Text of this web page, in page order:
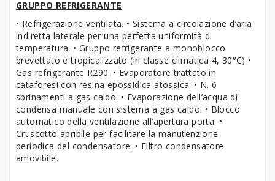
GRUPPO REFRIGERANTE
• Refrigerazione ventilata. • Sistema a circolazione d’aria
indiretta laterale per una perfetta uniformità di
temperatura. • Gruppo refrigerante a monoblocco
brevettato e tropicalizzato (in classe climatica 4, 30°C) •
Gas refrigerante R290. • Evaporatore trattato in
cataforesi con resina epossidica atossica. • N. 6
sbrinamenti a gas caldo. • Evaporazione dell’acqua di
condensa manuale con sistema a gas caldo. • Blocco
automatico della ventilazione all’apertura porta. •
Cruscotto apribile per facilitare la manutenzione
periodica del condensatore. • Filtro condensatore
amovibile.